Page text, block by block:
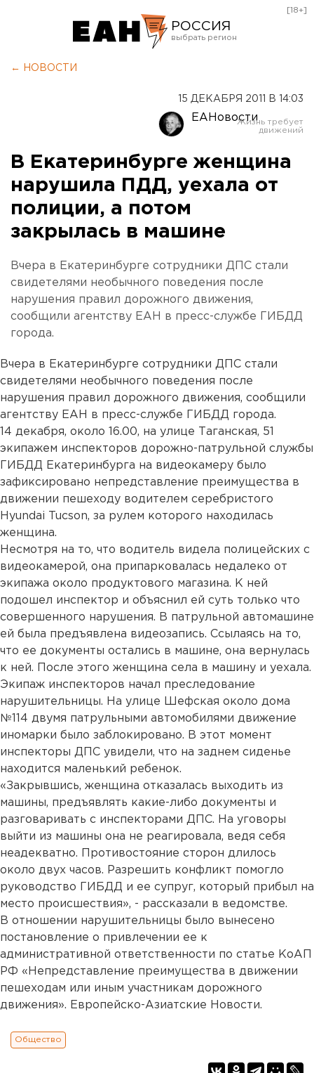
РОССИЯ
Оренбург
[18+]
← НОВОСТИ
15 ДЕКАБРЯ 2011 В 14:03
ЕАНовости
В Екатеринбурге женщина
нарушила ПДД, уехала от
полиции, а потом
закрылась в машине
Вчера в Екатеринбурге сотрудники ДПС стали
свидетелями необычного поведения после
нарушения правил дорожного движения,
сообщили агентству ЕАН в пресс-службе ГИБДД
города.
Вчера в Екатеринбурге сотрудники ДПС стали
свидетелями необычного поведения после
нарушения правил дорожного движения, сообщили
агентству ЕАН в пресс-службе ГИБДД города.
14 декабря, около 16.00, на улице Таганская, 51
экипажем инспекторов дорожно-патрульной службы
ГИБДД Екатеринбурга на видеокамеру было
зафиксировано непредставление преимущества в
движении пешеходу водителем серебристого
Hyundai Tucson, за рулем которого находилась
женщина.
Несмотря на то, что водитель видела полицейских с
видеокамерой, она припарковалась недалеко от
экипажа около продуктового магазина. К ней
подошел инспектор и объяснил ей суть только что
совершенного нарушения. В патрульной автомашине
ей была предъявлена видеозапись. Ссылаясь на то,
что ее документы остались в машине, она вернулась
к ней. После этого женщина села в машину и уехала.
Экипаж инспекторов начал преследование
нарушительницы. На улице Шефская около дома
№114 двумя патрульными автомобилями движение
иномарки было заблокировано. В этот момент
инспекторы ДПС увидели, что на заднем сиденье
находится маленький ребенок.
«Закрывшись, женщина отказалась выходить из
машины, предъявлять какие-либо документы и
разговаривать с инспекторами ДПС. На уговоры
выйти из машины она не реагировала, ведя себя
неадекватно. Противостояние сторон длилось
около двух часов. Разрешить конфликт помогло
руководство ГИБДД и ее супруг, который прибыл на
место происшествия», - рассказали в ведомстве.
В отношении нарушительницы было вынесено
постановление о привлечении ее к
административной ответственности по статье КоАП
РФ «Непредставление преимущества в движении
пешеходам или иным участникам дорожного
движения». Европейско-Азиатские Новости.
Общество